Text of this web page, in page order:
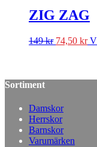
ZIG ZAG
149kr 74,50 kr
Sortiment
Damskor
Herrskor
Barnskor
Varumärken